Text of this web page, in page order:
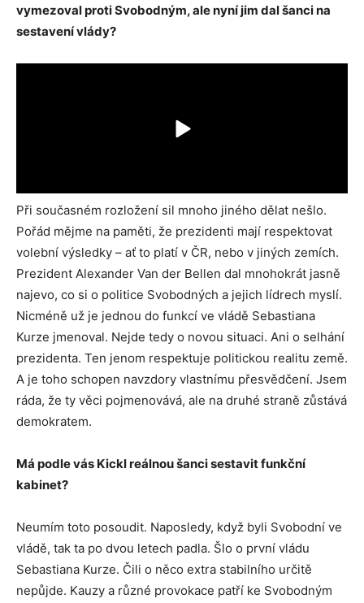
vymezoval proti Svobodným, ale nyní jim dal šanci na
sestavení vlády?
Při současném rozložení sil mnoho jiného dělat nešlo.
Pořád mějme na paměti, že prezidenti mají respektovat
volební výsledky – ať to platí v ČR, nebo v jiných zemích.
Prezident Alexander Van der Bellen dal mnohokrát jasně
najevo, co si o politice Svobodných a jejich lídrech myslí.
Nicméně už je jednou do funkcí ve vládě Sebastiana
Kurze jmenoval. Nejde tedy o novou situaci. Ani o selhání
prezidenta. Ten jenom respektuje politickou realitu země.
A je toho schopen navzdory vlastnímu přesvědčení. Jsem
ráda, že ty věci pojmenovává, ale na druhé straně zůstává
demokratem.
Má podle vás Kickl reálnou šanci sestavit funkční
kabinet?
Neumím toto posoudit. Naposledy, když byli Svobodní ve
vládě, tak ta po dvou letech padla. Šlo o první vládu
Sebastiana Kurze. Čili o něco extra stabilního určitě
nepůjde. Kauzy a různé provokace patří ke Svobodným